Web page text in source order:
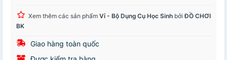
Xem thêm các sản phẩm Vỉ - Bộ Dụng Cụ Học Sinh bởiĐỒ CHƠI
BK
Giao hàng toàn quốc